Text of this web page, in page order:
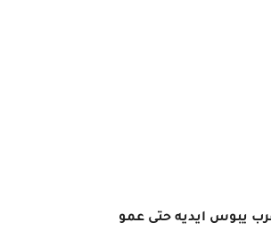
يبوس ايديه حتى عمو